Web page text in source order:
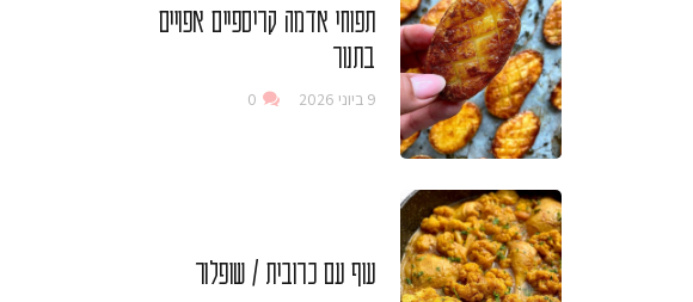
תפוחי אדמה קריספיים אפויים
בתנור
9 ביוני 2026 0
עוף עם כרובית / שופלור